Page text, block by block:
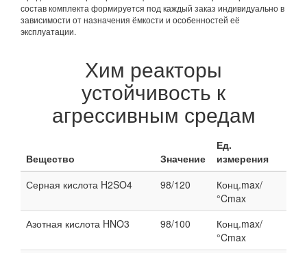
состав комплекта формируется под каждый заказ индивидуально в
зависимости от назначения ёмкости и особенностей её
эксплуатации.
Хим реакторы
устойчивость к
агрессивным средам
Вещество Значение
Ед.
измерения
Серная кислота H2SO4
98/120
Конц.max/
°Cmax
Азотная кислота HNO3
98/100
Конц.max/
°Cmax